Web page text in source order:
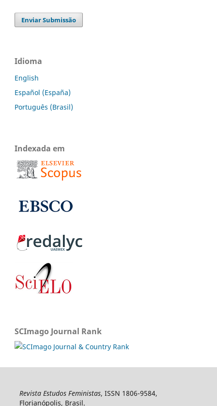
Enviar Submissão
Idioma
English
Español (España)
Português (Brasil)
Indexada em
SCImago Journal Rank
Revista Estudos Feministas, ISSN 1806-9584,
Florianópolis, Brasil.